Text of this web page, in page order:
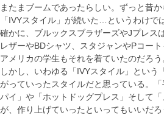
またまブームであったらしい。ずっと昔
「IVYスタイル」が続いた…というわけで
確かに、ブルックスブラザーズやJプレス
レザーやBDシャツ、スタジャンやPコー
アメリカの学生もそれを着ていたのだろう
しかし、いわゆる「IVYスタイル」という
がっていったスタイルだと思っている。
パイ」や「ホットドッグプレス」そして
が、作り上げていったといってもいいだろ